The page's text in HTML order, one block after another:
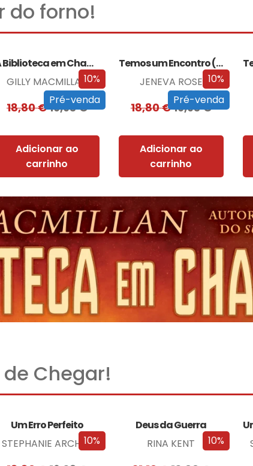
do forno!
10%
Pré-venda
A Biblioteca em Chamas
GILLY MACMILLAN
18,80€16,93€
Adicionar ao
carrinho
10%
Pré-venda
Temos um Encontro (Outra Vez)
JENEVA ROSE
18,80€16,93€
Adicionar ao
carrinho
Chegar!
10%
Um Erro Perfeito
STEPHANIE ARCHER
10%
Deus da Guerra
RINA KENT